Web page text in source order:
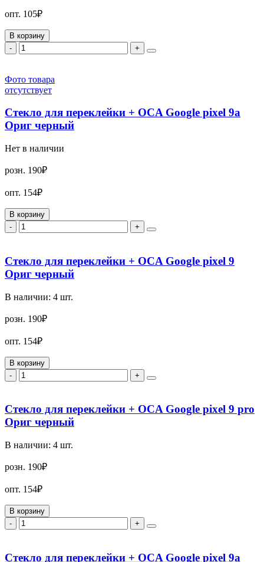
опт. 105₽
В корзину
-
+
Фото товара
отсутствует
Стекло для переклейки + OCA Google pixel 9a
Ориг черный
Нет в наличии
розн. 190₽
опт. 154₽
В корзину
-
+
Стекло для переклейки + OCA Google pixel 9
Ориг черный
В наличии: 4 шт.
розн. 190₽
опт. 154₽
В корзину
-
+
Стекло для переклейки + OCA Google pixel 9 pro
Ориг черный
В наличии: 4 шт.
розн. 190₽
опт. 154₽
В корзину
-
+
Стекло для переклейки + OCA Google pixel 9a